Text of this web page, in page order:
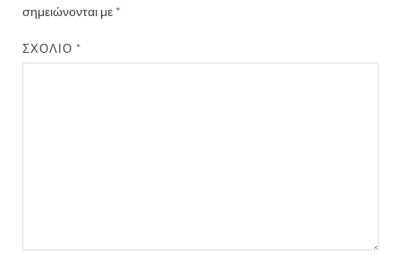
σημειώνονται με *
ΣΧΌΛΙΟ*